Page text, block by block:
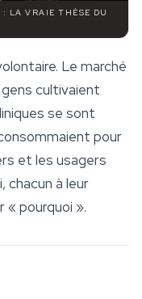
LA VRAIE THÈSE DU
Le marché
cultivaient
se sont
pour
et les usagers
chacun à leur
« pourquoi ».